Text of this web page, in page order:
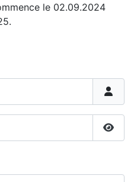
le 02.09.2024